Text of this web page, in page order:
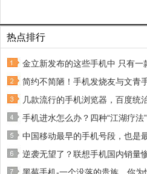
热点排行
金立新发布的这些手机中 只有一
简约不简陋！手机发烧友与文青
几款流行的手机浏览器，百度统
手机进水怎么办？四种“江湖疗法
中国移动最早的手机号段，也是
逆袭无望了？联想手机国内销量